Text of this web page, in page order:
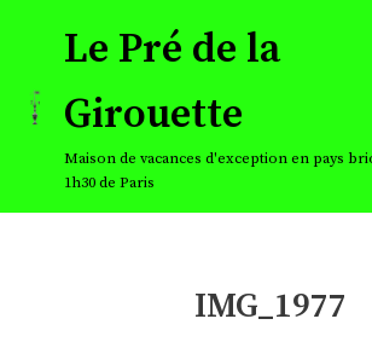
au
contenu
Le Pré de la
Girouette
Maison de vacances d'exception en pays
1h30 de Paris
IMG_1977